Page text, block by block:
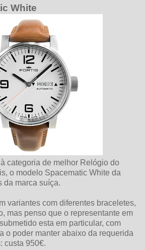
White
categoria de melhor Relógio do
o modelo Spacematic White da
da marca suíça.
variantes com diferentes braceletes,
mas penso que o representante em
esta em particular, com
o poder manter abaixo da requerida
custa 950€.